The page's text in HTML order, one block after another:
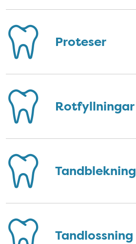
Proteser
Rotfyllningar
Tandblekning
Tandlossning